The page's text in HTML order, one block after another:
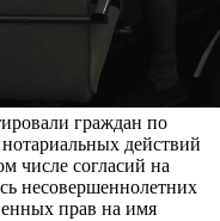
граждан по
действий
числе согласий на
несовершеннолетних
прав на имя